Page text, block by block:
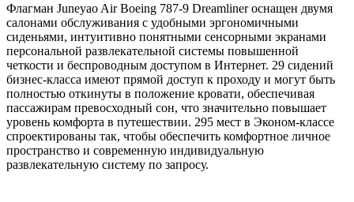
Флагман Juneyao Air Boeing 787-9 Dreamliner оснащен двумя
салонами обслуживания с удобными эргономичными
сиденьями, интуитивно понятными сенсорными экранами
персональной развлекательной системы повышенной
четкости и беспроводным доступом в Интернет. 29 сидений
бизнес-класса имеют прямой доступ к проходу и могут быть
полностью откинуты в положение кровати, обеспечивая
пассажирам превосходный сон, что значительно повышает
уровень комфорта в путешествии. 295 мест в Эконом-классе
спроектированы так, чтобы обеспечить комфортное личное
пространство и современную индивидуальную
развлекательную систему по запросу.